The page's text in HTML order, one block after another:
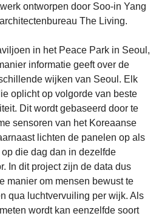
ontworpen door Soo-in Yang
The Living.
in het Peace Park in Seoul,
informatie geeft over de
wijken van Seoul. Elk
oplicht op volgorde van beste
Dit wordt gebaseerd door te
sensoren van het Koreaanse
lichten de panelen op als
die dag dan in dezelfde
In dit project zijn de data dus
manier om mensen bewust te
qua luchtvervuiling per wijk. Als
wordt kan eenzelfde soort